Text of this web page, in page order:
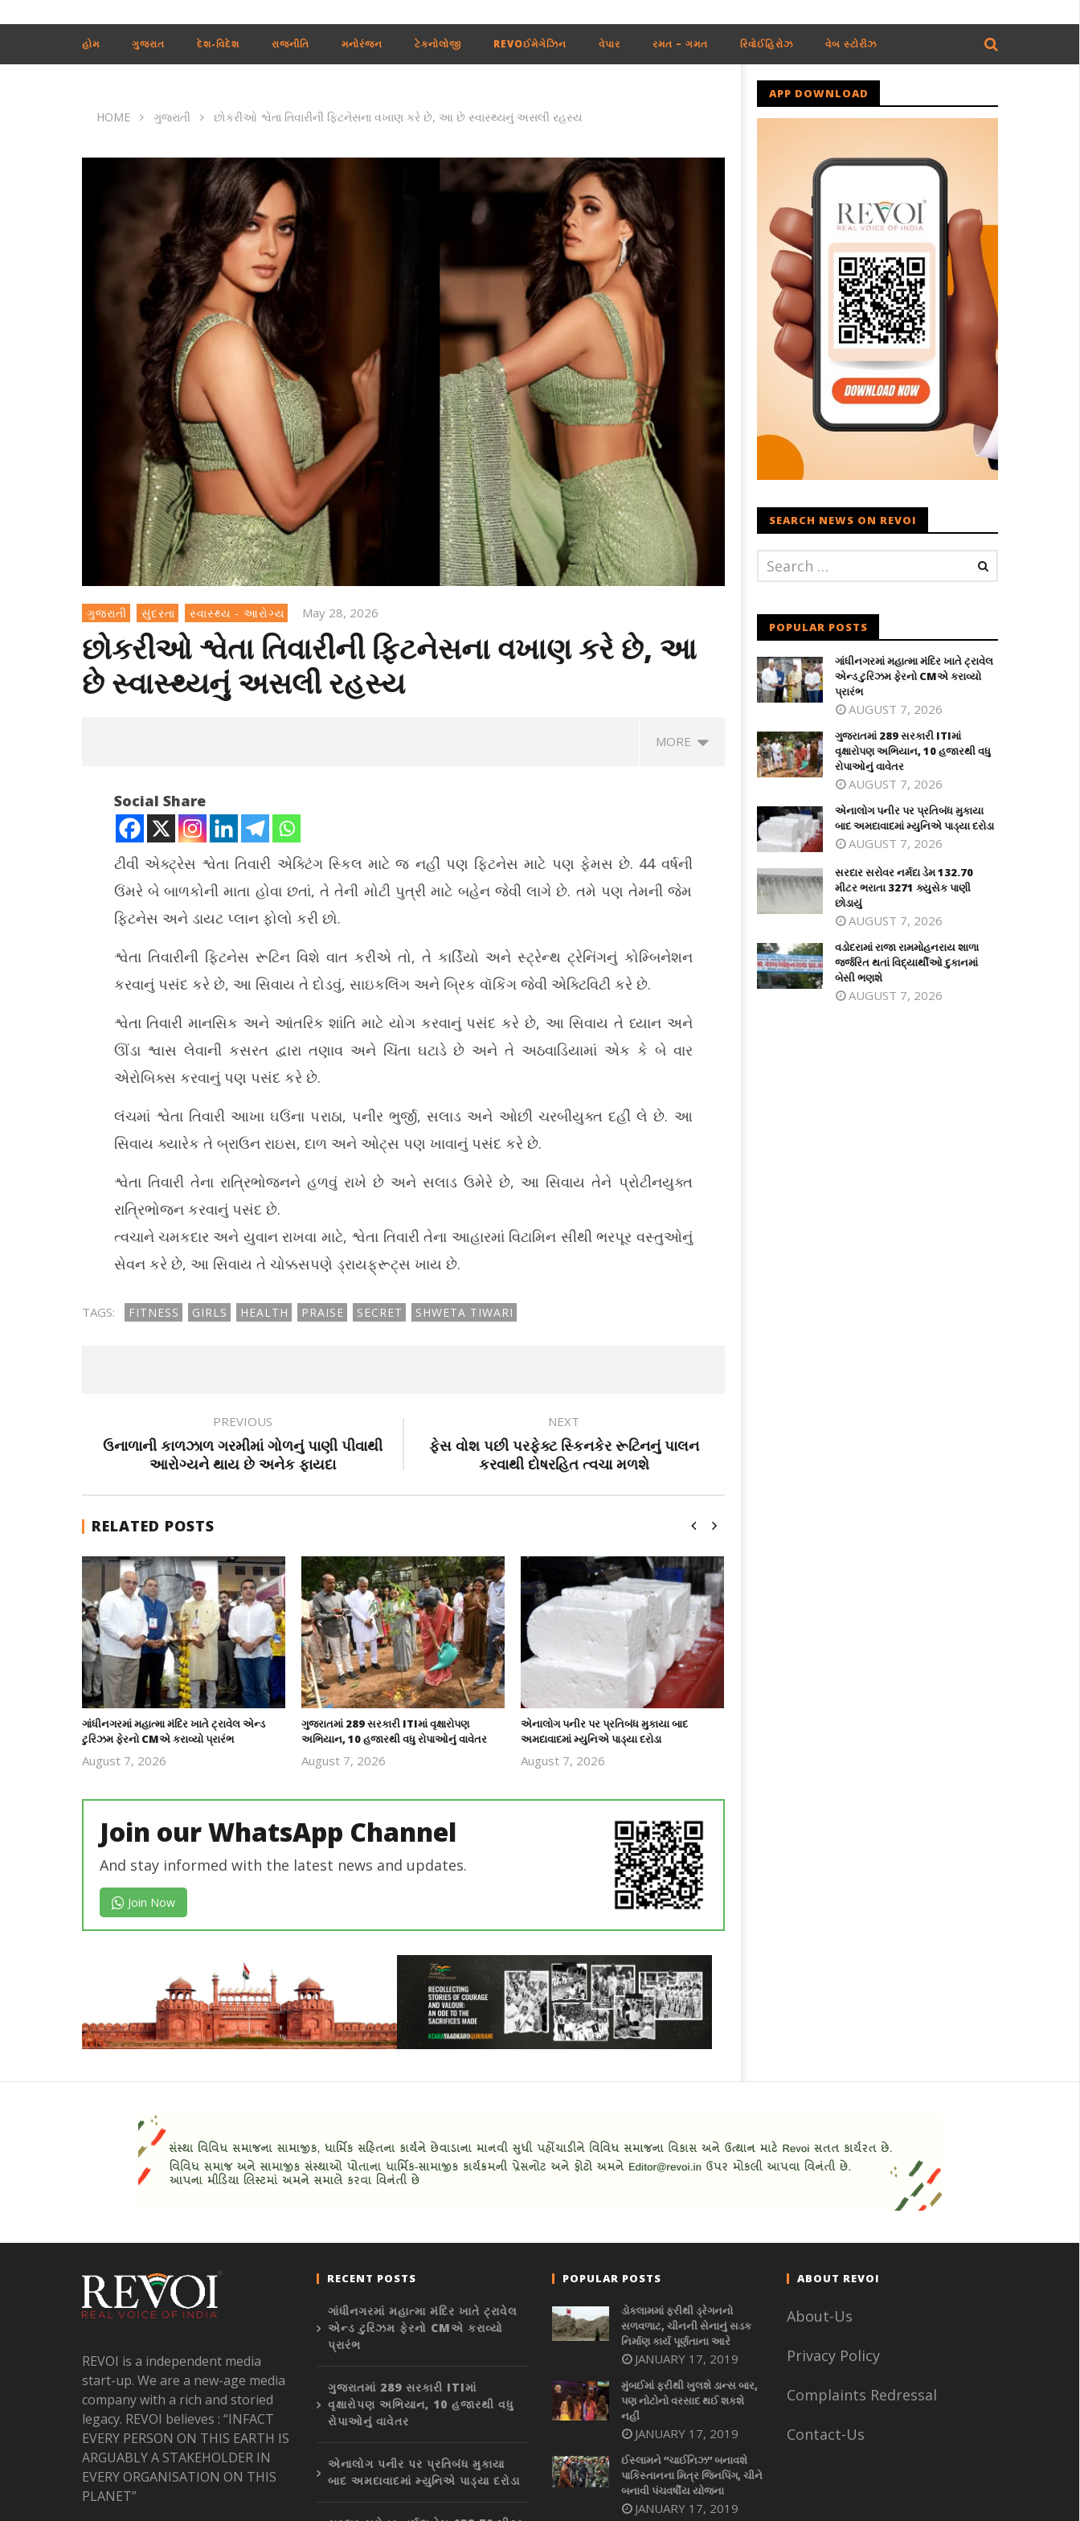
હોમ ગુજરાત દેશ-વિદેશ રાજનીતિ મનોરંજન ટેકનોલોજી REVOઈમેગેઝિન વેપાર રમત – ગમત રિવોઈહિરોઝ વેબ સ્ટોરીઝ
HOME ગુજરાતી છોકરીઓ શ્વેતા તિવારીની ફિટનેસના વખાણ કરે છે, આ છે સ્વાસ્થ્યનું અસલી રહસ્ય
ગુજરાતી સુંદરતા સ્વાસ્થ્ય - આરોગ્ય May 28, 2026
છોકરીઓ શ્વેતા તિવારીની ફિટનેસના વખાણ કરે છે, આ
છે સ્વાસ્થ્યનું અસલી રહસ્ય
MORE
NOW VIEWING
કરે છે, આ છે સ્વાસ્થ્યનું અસલી રહસ્ય
28,
એન્ડ ટુરિઝમ ફેરનો CMએ કરાવ્યો પ્રારંભ
May
28,
અભિયાન, 10 હજારથી વધુ રોપાઓનું
વાવેતર
May
2026
એનાલોગ પનીર પર પ્રતિબંધ મુકાયા બાદ
અમદાવાદમાં મ્યુનિએ પાડ્યા દરોડા
સરદાર સરોવર નર્મદા ડેમ 132.70 મીટર
ભરાતા 3271 ક્યુસેક પાણી છોડાયું
May
28,
Social Share
ટીવી એક્ટ્રેસ શ્વેતા તિવારી એક્ટિંગ સ્કિલ માટે જ નહીં પણ ફિટનેસ માટે પણ ફેમસ છે. 44 વર્ષની
ઉંમરે બે બાળકોની માતા હોવા છતાં, તે તેની મોટી પુત્રી માટે બહેન જેવી લાગે છે. તમે પણ તેમની જેમ
ફિટનેસ અને ડાયટ પ્લાન ફોલો કરી છો.
શ્વેતા તિવારીની ફિટનેસ રૂટિન વિશે વાત કરીએ તો, તે કાર્ડિયો અને સ્ટ્રેન્થ ટ્રેનિંગનું કોમ્બિનેશન
કરવાનું પસંદ કરે છે, આ સિવાય તે દોડવું, સાઇકલિંગ અને બ્રિક વૉકિંગ જેવી એક્ટિવિટી કરે છે.
શ્વેતા તિવારી માનસિક અને આંતરિક શાંતિ માટે યોગ કરવાનું પસંદ કરે છે, આ સિવાય તે ધ્યાન અને
ઊંડા શ્વાસ લેવાની કસરત દ્વારા તણાવ અને ચિંતા ઘટાડે છે અને તે અઠવાડિયામાં એક કે બે વાર
એરોબિક્સ કરવાનું પણ પસંદ કરે છે.
લંચમાં શ્વેતા તિવારી આખા ઘઉંના પરાઠા, પનીર ભુર્જી, સલાડ અને ઓછી ચરબીયુક્ત દહીં લે છે. આ
સિવાય ક્યારેક તે બ્રાઉન રાઇસ, દાળ અને ઓટ્સ પણ ખાવાનું પસંદ કરે છે.
શ્વેતા તિવારી તેના રાત્રિભોજનને હળવું રાખે છે અને સલાડ ઉમેરે છે, આ સિવાય તેને પ્રોટીનયુક્ત
રાત્રિભોજન કરવાનું પસંદ છે.
ત્વચાને ચમકદાર અને યુવાન રાખવા માટે, શ્વેતા તિવારી તેના આહારમાં વિટામિન સીથી ભરપૂર વસ્તુઓનું
સેવન કરે છે, આ સિવાય તે ચોક્કસપણે ડ્રાયફ્રૂટ્સ ખાય છે.
TAGS: FITNESS GIRLS HEALTH PRAISE SECRET SHWETA TIWARI
PREVIOUS
ઉનાળાની કાળઝાળ ગરમીમાં ગોળનું પાણી પીવાથી
આરોગ્યને થાય છે અનેક ફાયદા
NEXT
ફેસ વોશ પછી પરફેક્ટ સ્કિનકેર રૂટિનનું પાલન
કરવાથી દોષરહિત ત્વચા મળશે
RELATED POSTS
ગાંધીનગરમાં મહાત્મા મંદિર ખાતે ટ્રાવેલ એન્ડ
ટુરિઝમ ફેરનો CMએ કરાવ્યો પ્રારંભ
August 7, 2026
ગુજરાતમાં 289 સરકારી ITIમાં વૃક્ષારોપણ
અભિયાન, 10 હજારથી વધુ રોપાઓનું વાવેતર
August 7, 2026
એનાલોગ પનીર પર પ્રતિબંધ મુકાયા બાદ
અમદાવાદમાં મ્યુનિએ પાડ્યા દરોડા
August 7, 2026
Join our WhatsApp Channel
And stay informed with the latest news and updates.
Join Now
APP DOWNLOAD
SEARCH NEWS ON REVOI
POPULAR POSTS
ગાંધીનગરમાં મહાત્મા મંદિર ખાતે ટ્રાવેલ
એન્ડ ટુરિઝમ ફેરનો CMએ કરાવ્યો
પ્રારંભ
AUGUST 7, 2026
ગુજરાતમાં 289 સરકારી ITIમાં
વૃક્ષારોપણ અભિયાન, 10 હજારથી વધુ
રોપાઓનું વાવેતર
AUGUST 7, 2026
એનાલોગ પનીર પર પ્રતિબંધ મુકાયા
બાદ અમદાવાદમાં મ્યુનિએ પાડ્યા દરોડા
AUGUST 7, 2026
સરદાર સરોવર નર્મદા ડેમ 132.70
મીટર ભરાતા 3271 ક્યુસેક પાણી
છોડાયું
AUGUST 7, 2026
વડોદરામાં રાજા રામમોહનરાય શાળા
જર્જરિત થતાં વિદ્યાર્થીઓ દુકાનમાં
બેસી ભણશે
AUGUST 7, 2026
REVOI is a independent media
start-up. We are a new-age media
company with a rich and storied
legacy. REVOI believes : “INFACT
EVERY PERSON ON THIS EARTH IS
ARGUABLY A STAKEHOLDER IN
EVERY ORGANISATION ON THIS
PLANET”
RECENT POSTS
ગાંધીનગરમાં મહાત્મા મંદિર ખાતે ટ્રાવેલ
એન્ડ ટુરિઝમ ફેરનો CMએ કરાવ્યો
પ્રારંભ
ગુજરાતમાં 289 સરકારી ITIમાં
વૃક્ષારોપણ અભિયાન, 10 હજારથી વધુ
રોપાઓનું વાવેતર
એનાલોગ પનીર પર પ્રતિબંધ મુકાયા
બાદ અમદાવાદમાં મ્યુનિએ પાડ્યા દરોડા
POPULAR POSTS
ડોકલામમાં ફરીથી ડ્રેગનનો
સળવળાટ, ચીનની સેનાનું સડક
નિર્માણ કાર્ય પૂર્ણતાના આરે
JANUARY 17, 2019
મુંબઈમાં ફરીથી ખુલશે ડાન્સ બાર,
પણ નોટોનો વરસાદ થઈ શકશે
નહીં
JANUARY 17, 2019
ઈસ્લામને “ચાઈનિઝ” બનાવશે
પાકિસ્તાનના મિત્ર જિનપિંગ, ચીને
બનાવી પંચવર્ષીય યોજના
JANUARY 17, 2019
ABOUT REVOI
About-Us
Privacy Policy
Complaints Redressal
Contact-Us